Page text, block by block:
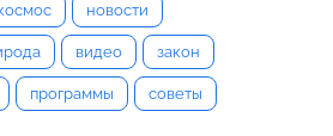
новости
видео закон
программы советы